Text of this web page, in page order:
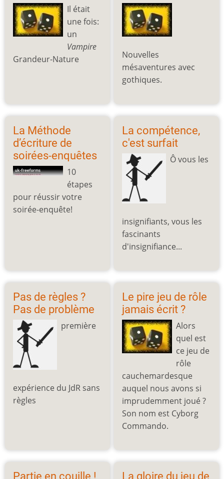
Il était
une fois:
un
Vampire
Grandeur-Nature
Nouvelles
mésaventures avec
gothiques.
La Méthode
d’écriture de
soirées-enquêtes
10
étapes
pour réussir votre
soirée-enquête!
La compétence,
c'est surfait
Ô vous les
insignifiants, vous les
fascinants
d'insignifiance...
Pas de règles ?
Pas de problème
première
expérience du JdR sans
règles
Le pire jeu de rôle
jamais écrit ?
Alors
quel est
ce jeu de
rôle
cauchemardesque
auquel nous avons si
imprudemment joué ?
Son nom est Cyborg
Commando.
Partie en couille !
La gloire du jeu de